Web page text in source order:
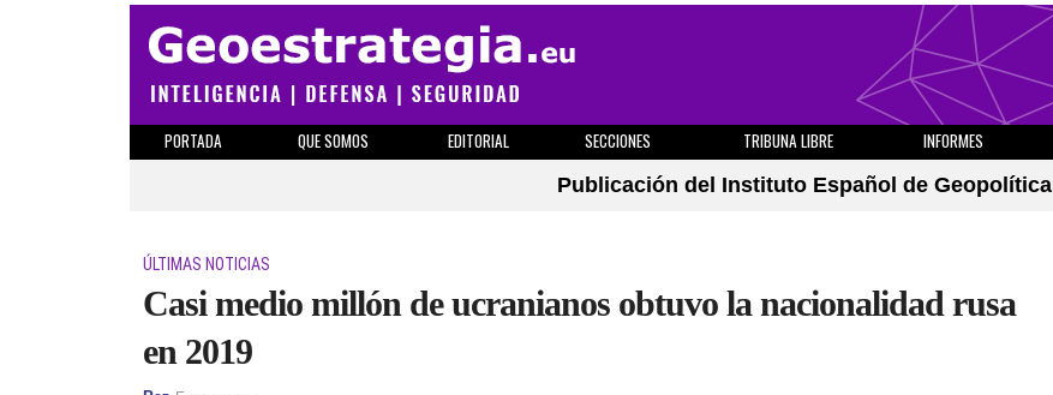
PORTADA QUE SOMOS EDITORIAL SECCIONES TRIBUNA LIBRE INFORMES
Publicación del Instituto Español de Geopolítica
ÚLTIMAS NOTICIAS
Casi medio millón de ucranianos obtuvo la nacionalidad rusa
en 2019